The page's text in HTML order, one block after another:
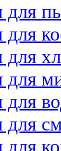
для
для
для
для
для
для
для